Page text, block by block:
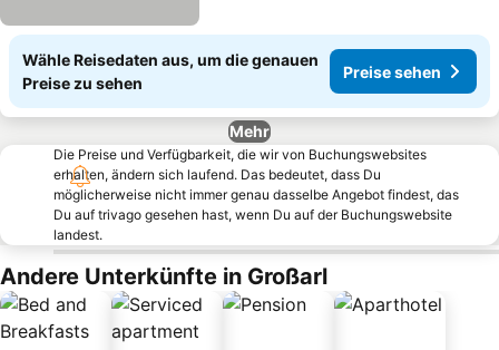
Wähle Reisedaten aus, um die genauen
Preise zu sehen
Preise sehen
Mehr
Die Preise und Verfügbarkeit, die wir von Buchungswebsites
erhalten, ändern sich laufend. Das bedeutet, dass Du
möglicherweise nicht immer genau dasselbe Angebot findest, das
Du auf trivago gesehen hast, wenn Du auf der Buchungswebsite
landest.
Andere Unterkünfte in Großarl